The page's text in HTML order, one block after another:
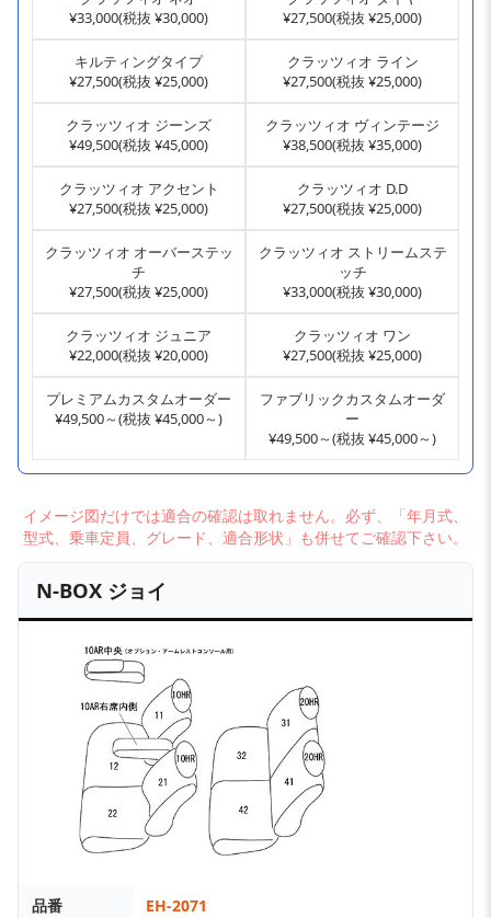
¥33,000(税抜 ¥30,000)
¥27,500(税抜 ¥25,000)
キルティングタイプ
¥27,500(税抜 ¥25,000)
クラッツィオ ライン
¥27,500(税抜 ¥25,000)
クラッツィオ ジーンズ
¥49,500(税抜 ¥45,000)
クラッツィオ ヴィンテージ
¥38,500(税抜 ¥35,000)
クラッツィオ アクセント
¥27,500(税抜 ¥25,000)
クラッツィオ D.D
¥27,500(税抜 ¥25,000)
クラッツィオ オーバーステッ
チ
¥27,500(税抜 ¥25,000)
クラッツィオ ストリームステ
ッチ
¥33,000(税抜 ¥30,000)
クラッツィオ ジュニア
¥22,000(税抜 ¥20,000)
クラッツィオ ワン
¥27,500(税抜 ¥25,000)
プレミアムカスタムオーダー
¥49,500～(税抜 ¥45,000～)
ファブリックカスタムオーダ
ー
¥49,500～(税抜 ¥45,000～)
イメージ図だけでは適合の確認は取れません。必ず、「年月式、
型式、乗車定員、グレード、適合形状」も併せてご確認下さい。
N-BOX ジョイ
品番
EH-2071